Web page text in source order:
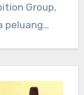
Group,
peluang